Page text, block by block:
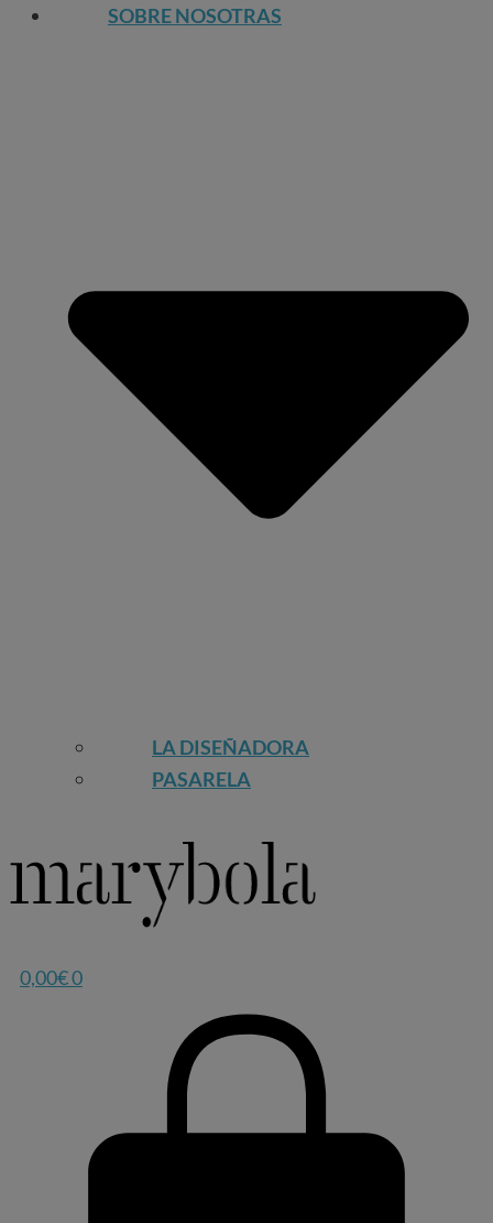
SOBRE NOSOTRAS
LA DISEÑADORA
PASARELA
0,00€0